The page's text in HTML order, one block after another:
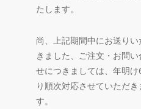
たします。
尚、上記期間中にお送りい
きました、ご注文・お問い
せにつきましては、年明け
り順次対応させていただき
す。